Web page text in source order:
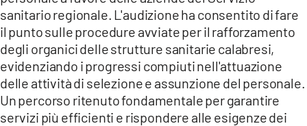
sanitario regionale. L'audizione ha consentito di fare
il punto sulle procedure avviate per il rafforzamento
degli organici delle strutture sanitarie calabresi,
evidenziando i progressi compiuti nell'attuazione
delle attività di selezione e assunzione del personale.
Un percorso ritenuto fondamentale per garantire
servizi più efficienti e rispondere alle esigenze dei